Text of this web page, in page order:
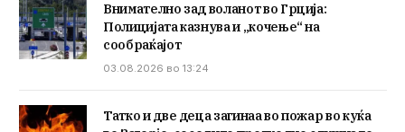
Внимателно зад воланот во Грција:
Полицијата казнува и „кочење“ на
сообраќајот
03.08.2026 во 13:24
Татко и две деца загинаа во пожар во куќа